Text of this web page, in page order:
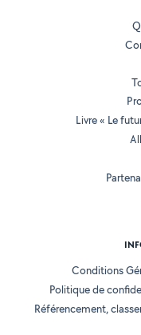
Livre « Le
Conditions
Politique de
Référencement,